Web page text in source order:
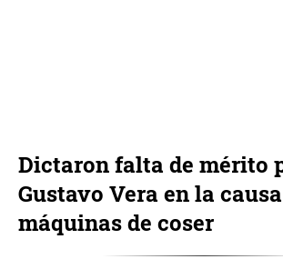
Dictaron falta de mérito
Gustavo Vera en la
máquinas de coser